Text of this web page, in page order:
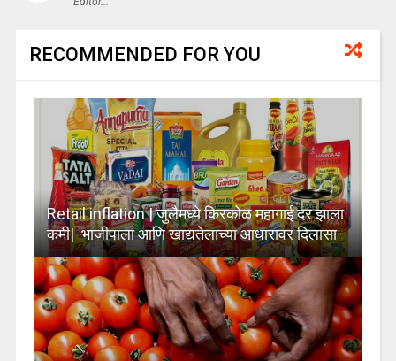
RECOMMENDED FOR YOU
Retail inflation | जुलैमध्ये किरकोळ महागाई दर झाला
कमी| भाजीपाला आणि खाद्यतेलाच्या आधारावर दिलासा